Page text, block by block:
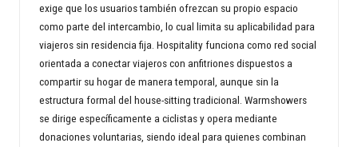
exige que los usuarios también ofrezcan su propio espacio
como parte del intercambio, lo cual limita su aplicabilidad para
viajeros sin residencia fija. Hospitality funciona como red social
orientada a conectar viajeros con anfitriones dispuestos a
compartir su hogar de manera temporal, aunque sin la
estructura formal del house-sitting tradicional. Warmshowers
se dirige específicamente a ciclistas y opera mediante
donaciones voluntarias, siendo ideal para quienes combinan